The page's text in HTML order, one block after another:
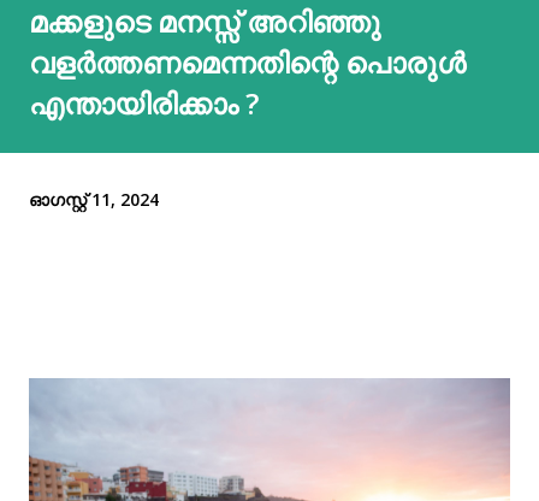
മക്കളുടെ മനസ്സ് അറിഞ്ഞു
വളർത്തണമെന്നതിന്റെ പൊരുൾ
എന്തായിരിക്കാം ?
ഓഗസ്റ്റ് 11, 2024